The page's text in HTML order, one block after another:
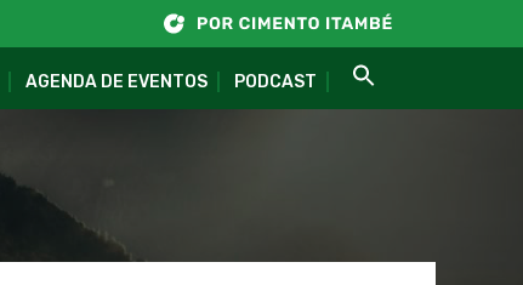
AGENDA DE EVENTOS PODCAST